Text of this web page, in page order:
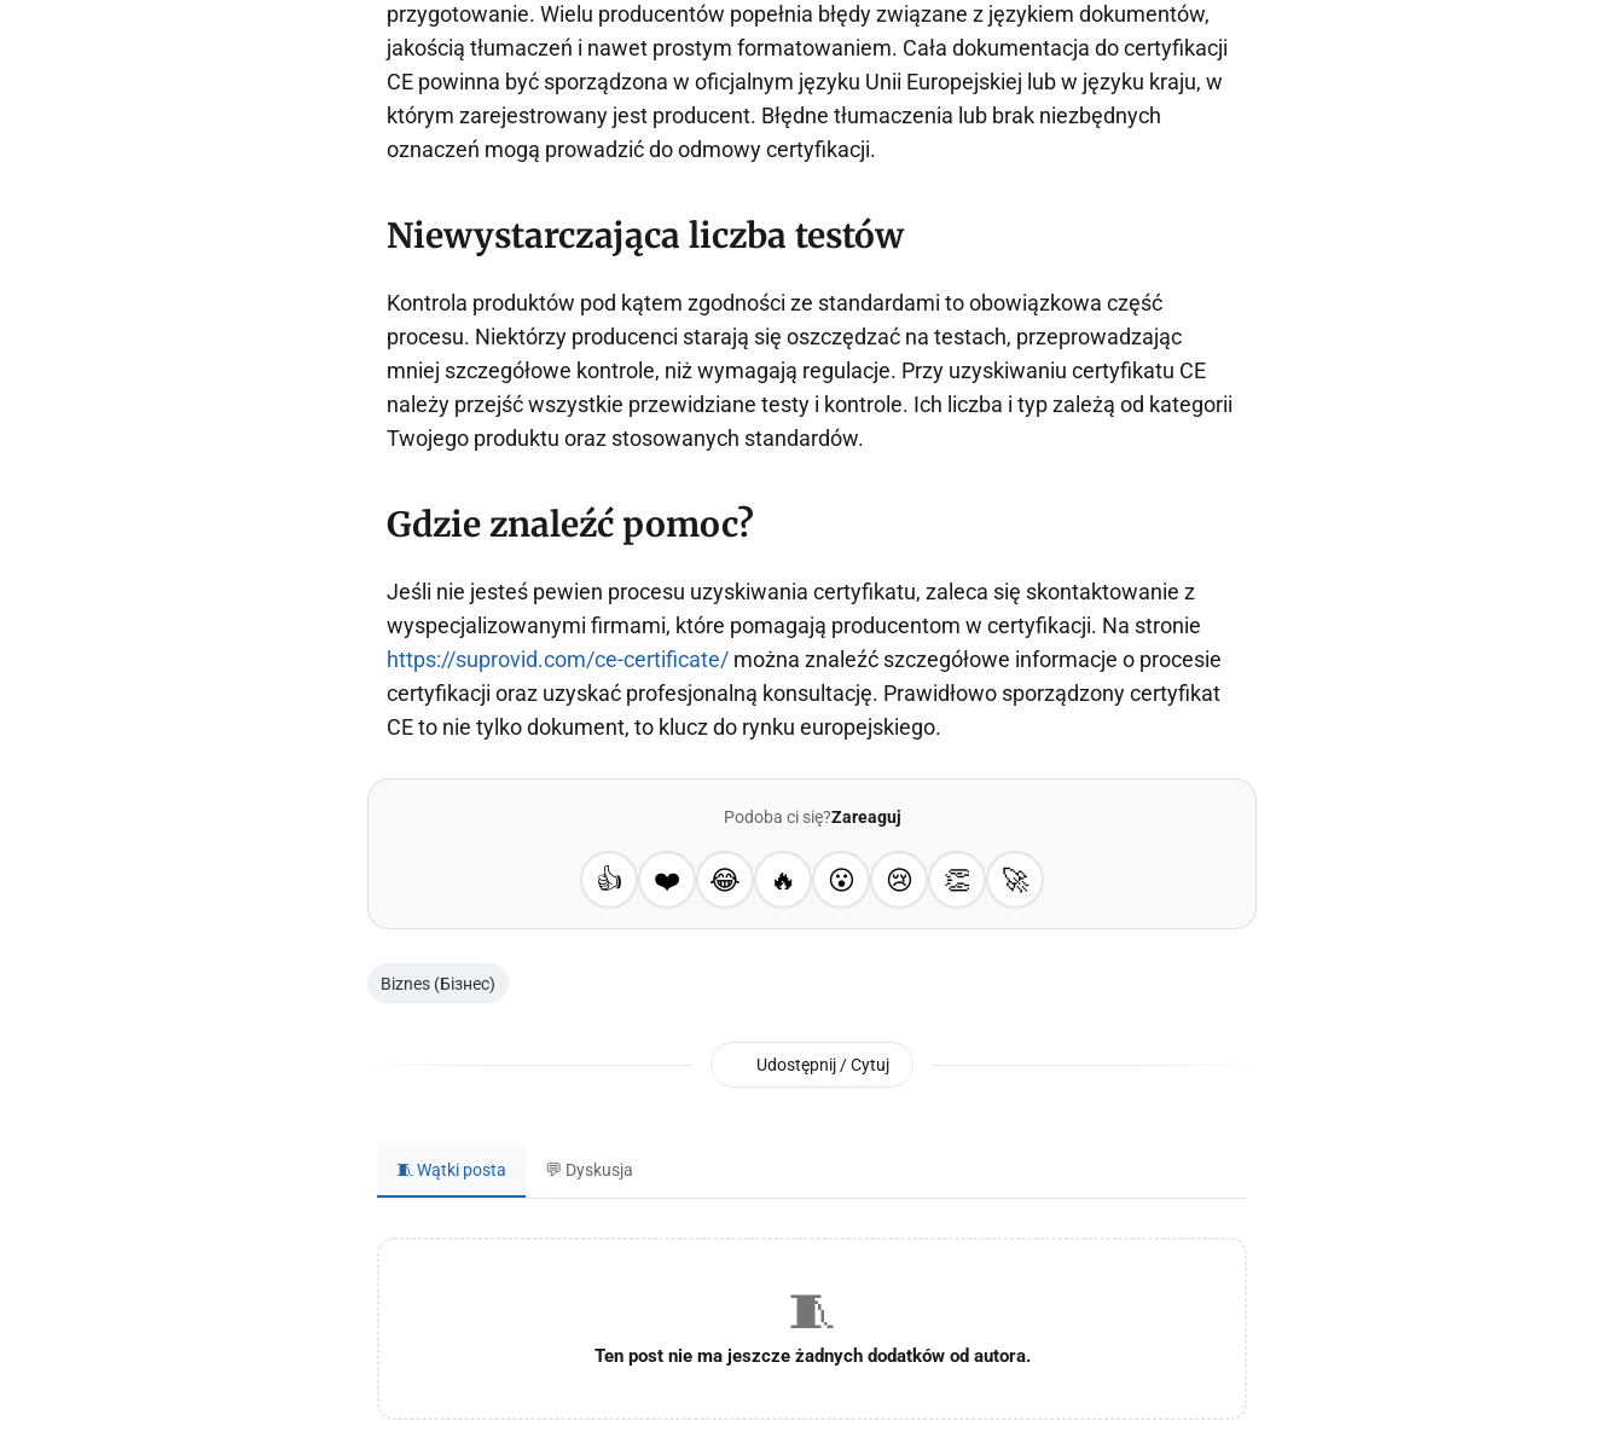
przygotowanie. Wielu producentów popełnia błędy związane z językiem dokumentów,
jakością tłumaczeń i nawet prostym formatowaniem. Cała dokumentacja do certyfikacji
CE powinna być sporządzona w oficjalnym języku Unii Europejskiej lub w języku kraju, w
którym zarejestrowany jest producent. Błędne tłumaczenia lub brak niezbędnych
oznaczeń mogą prowadzić do odmowy certyfikacji.
Niewystarczająca liczba testów
Kontrola produktów pod kątem zgodności ze standardami to obowiązkowa część
procesu. Niektórzy producenci starają się oszczędzać na testach, przeprowadzając
mniej szczegółowe kontrole, niż wymagają regulacje. Przy uzyskiwaniu certyfikatu CE
należy przejść wszystkie przewidziane testy i kontrole. Ich liczba i typ zależą od kategorii
Twojego produktu oraz stosowanych standardów.
Gdzie znaleźć pomoc?
Jeśli nie jesteś pewien procesu uzyskiwania certyfikatu, zaleca się skontaktowanie z
wyspecjalizowanymi firmami, które pomagają producentom w certyfikacji. Na stronie
https://suprovid.com/ce-certificate/ można znaleźć szczegółowe informacje o procesie
certyfikacji oraz uzyskać profesjonalną konsultację. Prawidłowo sporządzony certyfikat
CE to nie tylko dokument, to klucz do rynku europejskiego.
Podoba ci się?Zareaguj
👍 ❤️ 😂 🔥 😮 😢 👏 🚀
Biznes (Бізнес)
Udostępnij / Cytuj
🧵 Wątki posta 💬 Dyskusja
🧵
Ten post nie ma jeszcze żadnych dodatków od autora.